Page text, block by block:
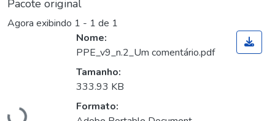
Pacote original
Agora exibindo 1 - 1 de 1
Carregando...
Nome:
PPE_v9_n.2_Um comentário.pdf
Tamanho:
333.93 KB
Formato: